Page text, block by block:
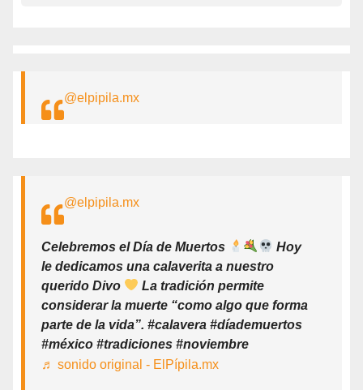
@elpipila.mx
@elpipila.mx
Celebremos el Día de Muertos
Hoy
le dedicamos una calaverita a nuestro
querido Divo
La tradición permite
considerar la muerte “como algo que forma
parte de la vida”. #calavera #díademuertos
#méxico #tradiciones #noviembre
♬ sonido original - ElPípila.mx